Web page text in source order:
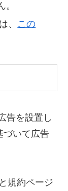
、 この
告を設置し
づいて広告
規約ページ